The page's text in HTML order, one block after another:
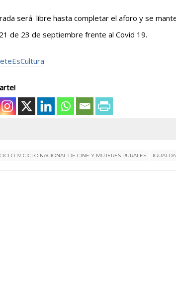
será libre hasta completar el aforo y se
de 23 de septiembre frente al Covid 19.
CICLO IV CICLO NACIONAL DE CINE Y MUJERES RURALES